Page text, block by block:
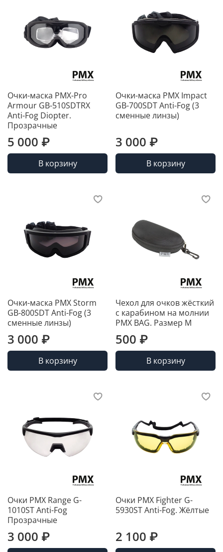
Очки-маска PMX-Pro
Armour GB-510SDTRX
Anti-Fog Diopter.
Прозрачные
5 000 ₽
В корзину
Очки-маска PMX Impact
GB-700SDT Anti-Fog (3
сменные линзы)
3 000 ₽
В корзину
Очки-маска PMX Storm
GB-800SDT Anti-Fog (3
сменные линзы)
3 000 ₽
В корзину
Чехол для очков жёсткий
с карабином на молнии
PMX BAG. Размер M
500 ₽
В корзину
Очки PMX Range G-
1010ST Anti-Fog
Прозрачные
3 000 ₽
Очки PMX Fighter G-
5930ST Anti-Fog. Жёлтые
2 100 ₽